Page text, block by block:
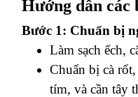
Hướng dẫn các
Bước 1: Chuẩn bị
Làm sạch ếch,
Chuẩn bị cà
tím, và cần tây